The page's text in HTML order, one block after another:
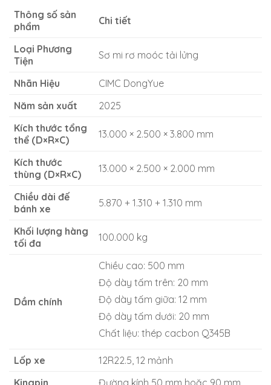
Thông số sản
phẩm
Chi tiết
Loại Phương
Tiện
Sơ mi rơ moóc tải lửng
Nhãn Hiệu
CIMC DongYue
Năm sản xuất
2025
Kích thước tổng
thể (D×R×C)
13.000 × 2.500 × 3.800 mm
Kích thước
thùng (D×R×C)
13.000 × 2.500 × 2.000 mm
Chiều dài đế
bánh xe
5.870 + 1.310 + 1.310 mm
Khối lượng hàng
tối đa
100.000 kg
Dầm chính
Chiều cao: 500 mm
Độ dày tấm trên: 20 mm
Độ dày tấm giữa: 12 mm
Độ dày tấm dưới: 20 mm
Chất liệu: thép cacbon Q345B
Lốp xe
12R22.5, 12 mảnh